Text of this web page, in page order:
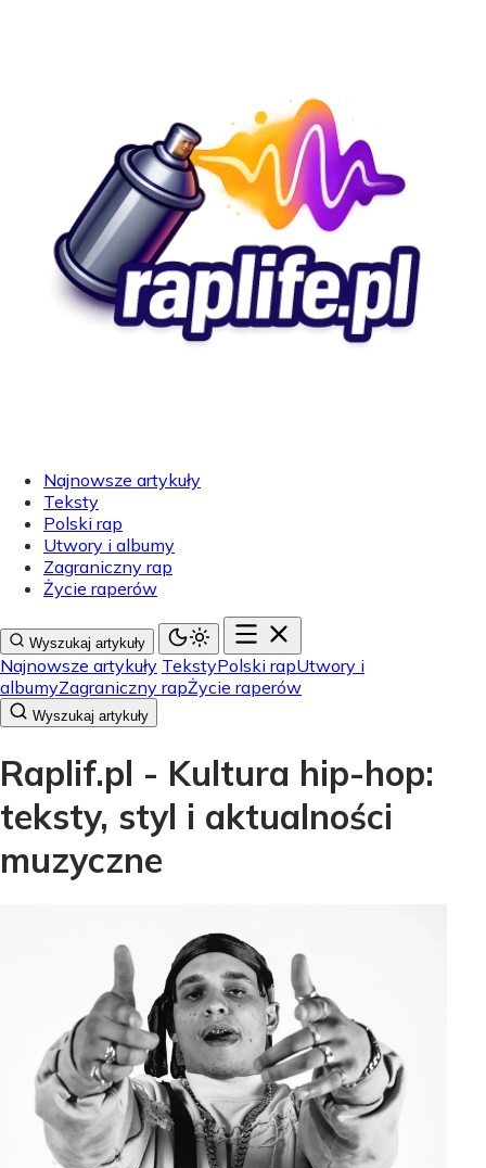
Najnowsze artykuły
Teksty
Polski rap
Utwory i albumy
Zagraniczny rap
Życie raperów
Wyszukaj artykuły
Najnowsze artykuły TekstyPolski rapUtwory i
albumyZagraniczny rapŻycie raperów
Wyszukaj artykuły
Raplif.pl - Kultura hip-hop:
teksty, styl i aktualności
muzyczne